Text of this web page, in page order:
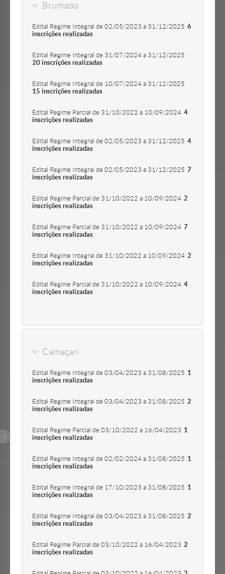
Brumado
Edital Regime Integral de 02/05/2023 a 31/12/2025 6
inscrições realizadas
Edital Regime Integral de 31/07/2024 a 31/12/2025
20 inscrições realizadas
Edital Regime Integral de 10/07/2024 a 31/12/2025
15 inscrições realizadas
Edital Regime Parcial de 31/10/2022 a 10/09/2024 4
inscrições realizadas
Edital Regime Integral de 02/05/2023 a 31/12/2025 4
inscrições realizadas
Edital Regime Integral de 02/05/2023 a 31/12/2025 7
inscrições realizadas
Edital Regime Parcial de 31/10/2022 a 10/09/2024 2
inscrições realizadas
Edital Regime Parcial de 31/10/2022 a 10/09/2024 7
inscrições realizadas
Edital Regime Integral de 31/10/2022 a 10/09/2024 2
inscrições realizadas
Edital Regime Parcial de 31/10/2022 a 10/09/2024 4
inscrições realizadas
Camaçari
Edital Regime Integral de 03/04/2023 a 31/08/2025 1
inscrições realizadas
Edital Regime Integral de 03/04/2023 a 31/08/2025 2
inscrições realizadas
Edital Regime Parcial de 03/10/2022 a 16/04/2023 1
inscrições realizadas
Edital Regime Integral de 02/02/2024 a 31/08/2025 1
inscrições realizadas
Edital Regime Integral de 17/10/2023 a 31/08/2025 1
inscrições realizadas
Edital Regime Integral de 03/04/2023 a 31/08/2025 2
inscrições realizadas
Edital Regime Parcial de 03/10/2022 a 16/04/2023 2
inscrições realizadas